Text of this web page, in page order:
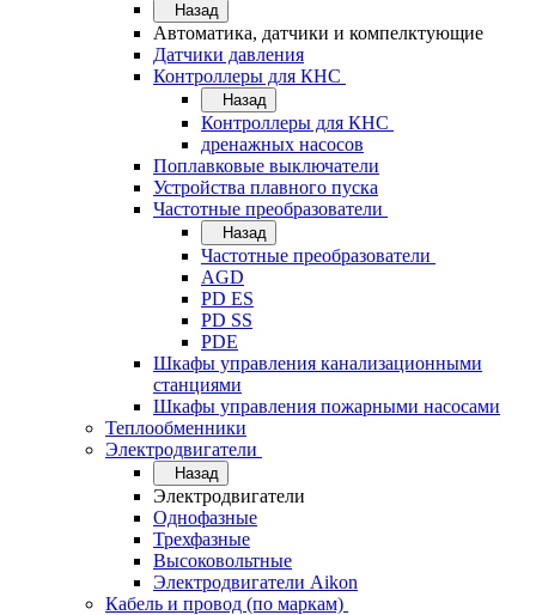
Назад
Автоматика, датчики и компелктующие
Датчики давления
Контроллеры для КНС
Назад
Контроллеры для КНС
дренажных насосов
Поплавковые выключатели
Устройства плавного пуска
Частотные преобразователи
Назад
Частотные преобразователи
AGD
PD ES
PD SS
PDE
Шкафы управления канализационными
станциями
Шкафы управления пожарными насосами
Теплообменники
Электродвигатели
Назад
Электродвигатели
Однофазные
Трехфазные
Высоковольтные
Электродвигатели Aikon
Кабель и провод (по маркам)